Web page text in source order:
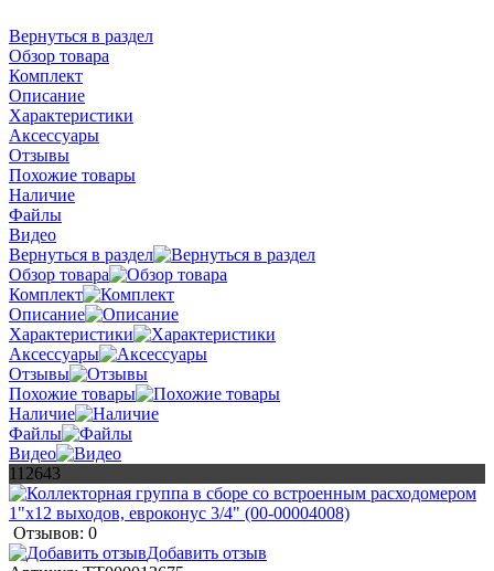
Вернуться в раздел
Обзор товара
Комплект
Описание
Характеристики
Аксессуары
Отзывы
Похожие товары
Наличие
Файлы
Видео
Вернуться в раздел
Обзор товара
Комплект
Описание
Характеристики
Аксессуары
Отзывы
Похожие товары
Наличие
Файлы
Видео
112643
Отзывов: 0
Добавить отзыв